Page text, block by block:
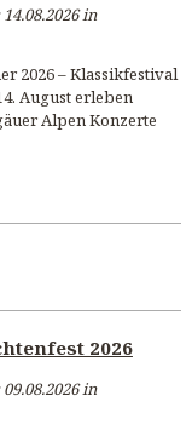
in
2026 – Klassikfestival
August erleben
Alpen Konzerte
2026
in